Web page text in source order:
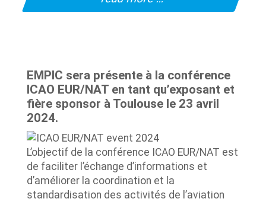
EMPIC sera présente à la conférence
ICAO EUR/NAT en tant qu’exposant et
fière sponsor à Toulouse le 23 avril
2024.
L’objectif de la conférence ICAO EUR/NAT est
de faciliter l’échange d’informations et
d’améliorer la coordination et la
standardisation des activités de l’aviation